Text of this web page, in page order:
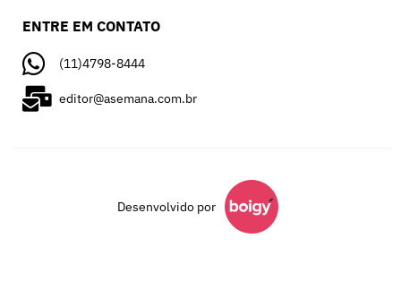
ENTRE EM CONTATO
(11)4798-8444
editor@asemana.com.br
Desenvolvido por